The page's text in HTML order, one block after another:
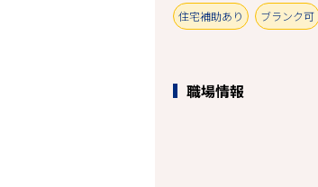
住宅補助あり ブランク可
職場情報